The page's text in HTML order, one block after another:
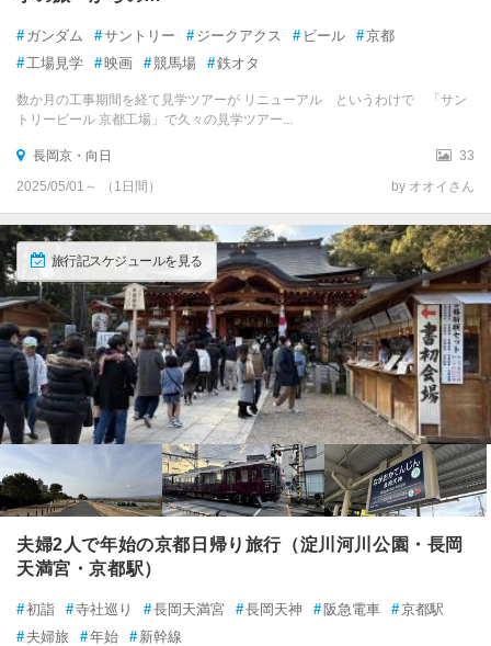
# ガンダム #サントリー # ジークアクス # ビール #京都
# 工場見学 #映画 #競馬場 #鉄オタ
数か月の工事期間を経て見学ツアーが リニューアル というわけで 「サン
トリービール 京都工場」で久々の見学ツアー...
長岡京・向日
33
2025/05/01～ （1日間）
by オオイさん
旅行記スケジュールを見る
夫婦2人で年始の京都日帰り旅行（淀川河川公園・長岡
天満宮・京都駅）
#初詣 #寺社巡り #長岡天満宮 #長岡天神 #阪急電車 #京都駅
# 夫婦旅 #年始 # 新幹線